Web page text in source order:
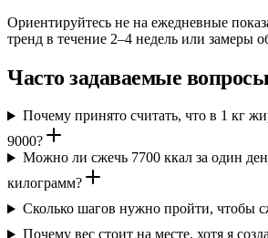
Ориентируйтесь не на ежедневные
тренд в течение 2–4 недель или замеры
Часто задаваемые вопросы
Почему принято считать, что в 1 кг
9000?
Можно ли сжечь 7700 ккал за один
килограмм?
Сколько шагов нужно пройти, чтобы
Почему вес стоит на месте, хотя я